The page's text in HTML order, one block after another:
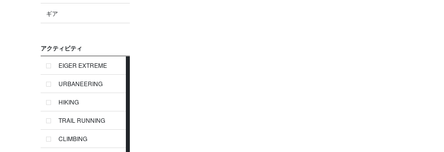
ギア
アクティビティ
EIGER EXTREME
URBANEERING
HIKING
TRAIL RUNNING
CLIMBING